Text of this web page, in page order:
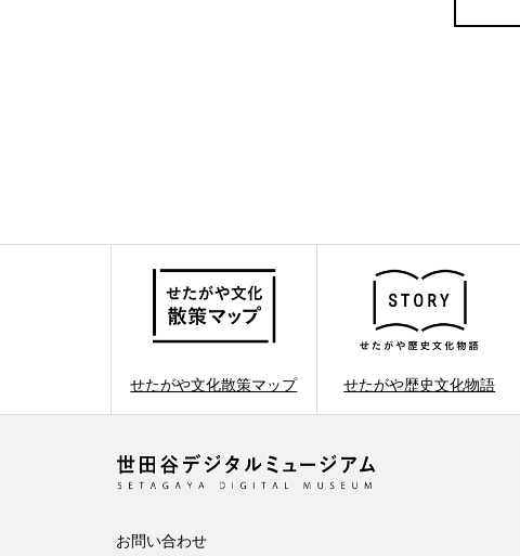
せたがや文化散策マップ せたがや歴史文化物語
お問い合わせ